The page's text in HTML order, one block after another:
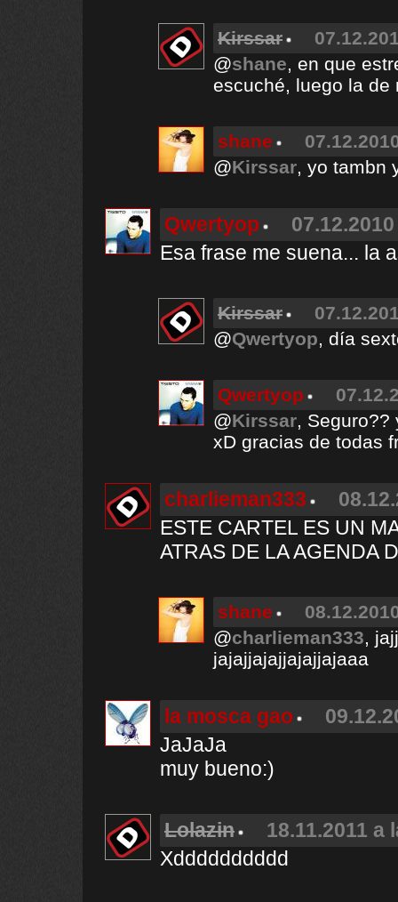
Kirssar
@shane, en que
escuché, luego la de
shane
@Kirssar, yo tambn
Qwertyop
Esa frase me suena... la
Kirssar
@Qwertyop, día
Qwertyop
@Kirssar, Seguro??
xD gracias de todas
charlieman333
ESTE CARTEL ES UN
ATRAS DE LA AGENDA
shane
@charlieman333,
jajajjajajjajajjajaaa
la mosca gao
JaJaJa
muy bueno:)
Lolazin
18.11.2011 a
Xdddddddddd